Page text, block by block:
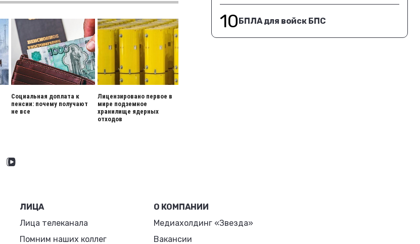
Социальная доплата к
пенсии: почему получают
не все
Лицензировано первое в
мире подземное
хранилище ядерных
отходов
10БПЛА для войск БПС
ЛИЦА
Лица телеканала
Помним наших коллег
О КОМПАНИИ
Медиахолдинг «Звезда»
Вакансии